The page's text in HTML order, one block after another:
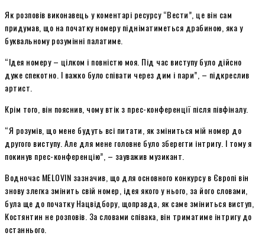
Як розповів виконавець у коментарі ресурсу “Вести”, це він сам
придумав, що на початку номеру підніматиметься драбиною, яка у
буквальному розумінні палатиме.
“Ідея номеру – цілком і повністю моя. Під час виступу було дійсно
дуже спекотно. І важко було співати через дим і пари”, – підкреслив
артист.
Крім того, він пояснив, чому втік з прес-конференції після півфіналу.
“Я розумів, що мене будуть всі питати, як зміниться мій номер до
другого виступу. Але для мене головне було зберегти інтригу. І тому я
покинув прес-конференцію”, – зауважив музикант.
Водночас MELOVIN зазначив, що для основного конкурсу в Європі він
знову злегка змінить свій номер, ідея якого у нього, за його словами,
була ще до початку Нацвідбору, щоправда, як саме зміниться виступ,
Костянтин не розповів. За словами співака, він триматиме інтригу до
останнього.